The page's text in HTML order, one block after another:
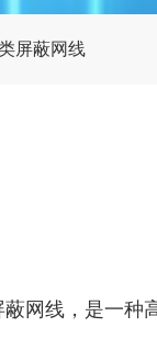
屏蔽网线
网线，是一种